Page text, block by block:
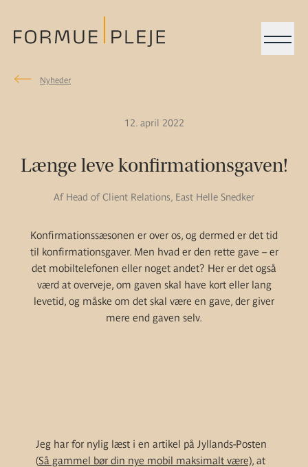
Menu
Nyheder
12. april 2022
Længe leve konfirmationsgaven!
Af Head of Client Relations, East Helle Snedker
Konfirmationssæsonen er over os, og dermed er det tid
til konfirmationsgaver. Men hvad er den rette gave – er
det mobiltelefonen eller noget andet? Her er det også
værd at overveje, om gaven skal have kort eller lang
levetid, og måske om det skal være en gave, der giver
mere end gaven selv.
Jeg har for nylig læst i en artikel på Jyllands-Posten
(Så gammel bør din nye mobil maksimalt være), at